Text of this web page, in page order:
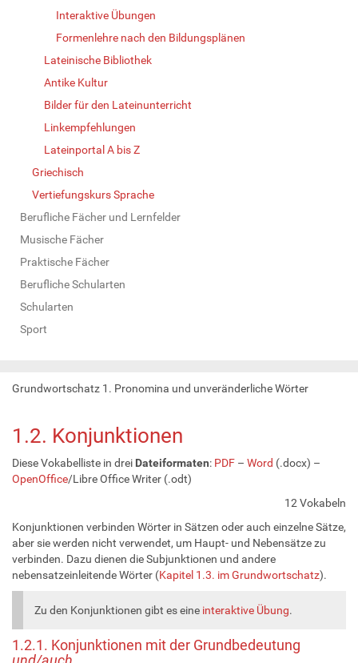
Interaktive Übungen
Formenlehre nach den Bildungsplänen
Lateinische Bibliothek
Antike Kultur
Bilder für den Lateinunterricht
Linkempfehlungen
Lateinportal A bis Z
Griechisch
Vertiefungskurs Sprache
Berufliche Fächer und Lernfelder
Musische Fächer
Praktische Fächer
Berufliche Schularten
Schularten
Sport
Grundwortschatz 1. Pronomina und unveränderliche Wörter
1.2. Konjunktionen
Diese Vokabelliste in drei Dateiformaten: PDF – Word (.docx) –
OpenOffice/Libre Office Writer (.odt)
12 Vokabeln
Konjunktionen verbinden Wörter in Sätzen oder auch einzelne Sätze,
aber sie werden nicht verwendet, um Haupt- und Nebensätze zu
verbinden. Dazu dienen die Subjunktionen und andere
nebensatzeinleitende Wörter (Kapitel 1.3. im Grundwortschatz).
Zu den Konjunktionen gibt es eine interaktive Übung.
1.2.1. Konjunktionen mit der Grundbedeutung